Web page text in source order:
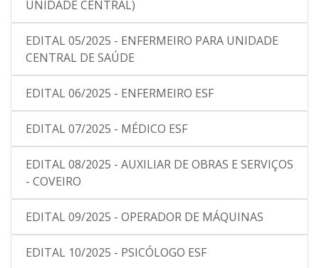
UNIDADE CENTRAL)
EDITAL 05/2025 - ENFERMEIRO PARA UNIDADE
CENTRAL DE SAÚDE
EDITAL 06/2025 - ENFERMEIRO ESF
EDITAL 07/2025 - MÉDICO ESF
EDITAL 08/2025 - AUXILIAR DE OBRAS E SERVIÇOS
- COVEIRO
EDITAL 09/2025 - OPERADOR DE MÁQUINAS
EDITAL 10/2025 - PSICÓLOGO ESF